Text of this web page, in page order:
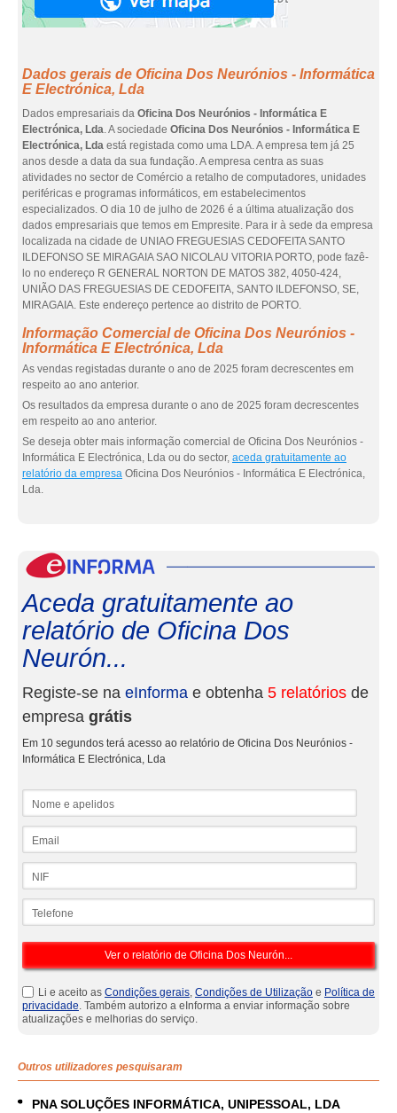
Dados gerais de Oficina Dos Neurónios - Informática
E Electrónica, Lda
Dados empresariais da Oficina Dos Neurónios - Informática E
Electrónica, Lda. A sociedade Oficina Dos Neurónios - Informática E
Electrónica, Lda está registada como uma LDA. A empresa tem já 25
anos desde a data da sua fundação. A empresa centra as suas
atividades no sector de Comércio a retalho de computadores, unidades
periféricas e programas informáticos, em estabelecimentos
especializados. O dia 10 de julho de 2026 é a última atualização dos
dados empresariais que temos em Empresite. Para ir à sede da empresa
localizada na cidade de UNIAO FREGUESIAS CEDOFEITA SANTO
ILDEFONSO SE MIRAGAIA SAO NICOLAU VITORIA PORTO, pode fazê-
lo no endereço R GENERAL NORTON DE MATOS 382, 4050-424,
UNIÃO DAS FREGUESIAS DE CEDOFEITA, SANTO ILDEFONSO, SE,
MIRAGAIA. Este endereço pertence ao distrito de PORTO.
Informação Comercial de Oficina Dos Neurónios -
Informática E Electrónica, Lda
As vendas registadas durante o ano de 2025 foram decrescentes em
respeito ao ano anterior.
Os resultados da empresa durante o ano de 2025 foram decrescentes
em respeito ao ano anterior.
Se deseja obter mais informação comercial de Oficina Dos Neurónios -
Informática E Electrónica, Lda ou do sector, aceda gratuitamente ao
relatório da empresa Oficina Dos Neurónios - Informática E Electrónica,
Lda.
Aceda gratuitamente ao
relatório de Oficina Dos
Neurón...
Registe-se na eInforma e obtenha 5 relatórios de
empresa grátis
Em 10 segundos terá acesso ao relatório de Oficina Dos Neurónios -
Informática E Electrónica, Lda
Li e aceito as Condições gerais, Condições de Utilização e Política de
privacidade. Também autorizo a eInforma a enviar informação sobre
atualizações e melhorias do serviço.
Outros utilizadores pesquisaram
PNA SOLUÇÕES INFORMÁTICA, UNIPESSOAL, LDA